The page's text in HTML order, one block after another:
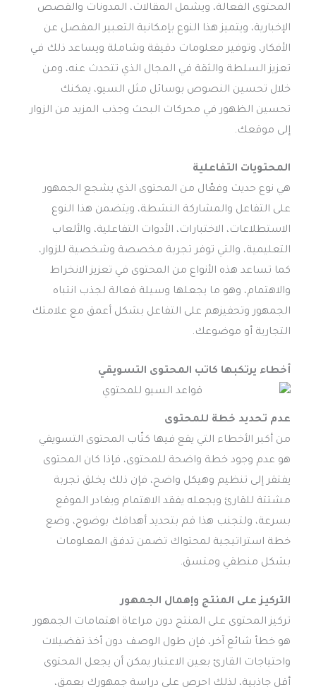
المحتوى الفعالة، ويشمل المقالات، المدونات والقصص
الإخبارية، ويتميز هذا النوع بإمكانية التعبير المفصل عن
الأفكار، وتوفير معلومات دقيقة وشاملة ويساعد ذلك في
تعزيز السلطة والثقة في المجال الذي تتحدث عنه، ومن
خلال تحسين النصوص بوسائل مثل السيو، يمكنك
تحسين الظهور في محركات البحث وجذب المزيد من الزوار
إلى موقعك.
المحتويات التفاعلية
هي نوع حديث وفعّال من المحتوى الذي يشجع الجمهور
على التفاعل والمشاركة النشطة، ويتضمن هذا النوع
الاستطلاعات، الاختبارات، الأدوات التفاعلية، والألعاب
التعليمية، والتي توفر تجربة مخصصة وشخصية للزوار،
كما تساعد هذه الأنواع من المحتوى في تعزيز الانخراط
والاهتمام، وهو ما يجعلها وسيلة فعالة لجذب انتباه
الجمهور وتحفيزهم على التفاعل بشكل أعمق مع علامتك
التجارية أو موضوعك.
أخطاء يرتكبها كاتب المحتوى التسويقي
عدم تحديد خطة للمحتوى
من أكبر الأخطاء التي يقع فيها كتّاب المحتوى التسويقي
هو عدم وجود خطة واضحة للمحتوى، فإذا كان المحتوى
يفتقر إلى تنظيم وهيكل واضح، فإن ذلك يخلق تجربة
مشتتة للقارئ ويجعله يفقد الاهتمام ويغادر الموقع
بسرعة، ولتجنب هذا قم بتحديد أهدافك بوضوح، وضع
خطة استراتيجية لمحتواك تضمن تدفق المعلومات
بشكل منطقي ومتسق.
التركيز على المنتج وإهمال الجمهور
تركيز المحتوى على المنتج دون مراعاة اهتمامات الجمهور
هو خطأ شائع آخر، فإن طول الوصف دون أخذ تفضيلات
واحتياجات القارئ بعين الاعتبار يمكن أن يجعل المحتوى
أقل جاذبية، لذلك احرص على دراسة جمهورك بعمق،